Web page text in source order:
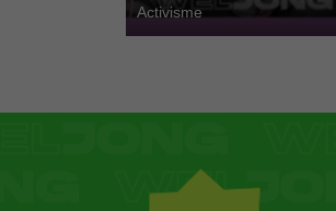
Activisme